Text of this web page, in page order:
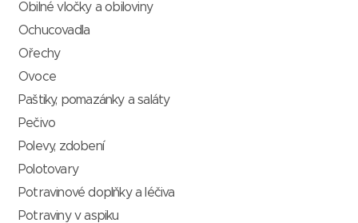
Obilné vločky a obiloviny
Ochucovadla
Ořechy
Ovoce
Paštiky, pomazánky a saláty
Pečivo
Polevy, zdobení
Polotovary
Potravinové doplňky a léčiva
Potraviny v aspiku